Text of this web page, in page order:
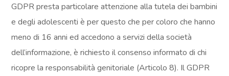
GDPR presta particolare attenzione alla tutela dei bambini
e degli adolescenti è per questo che per coloro che hanno
meno di 16 anni ed accedono a servizi della società
dell’informazione, è richiesto il consenso informato di chi
ricopre la responsabilità genitoriale (Articolo 8). Il GDPR